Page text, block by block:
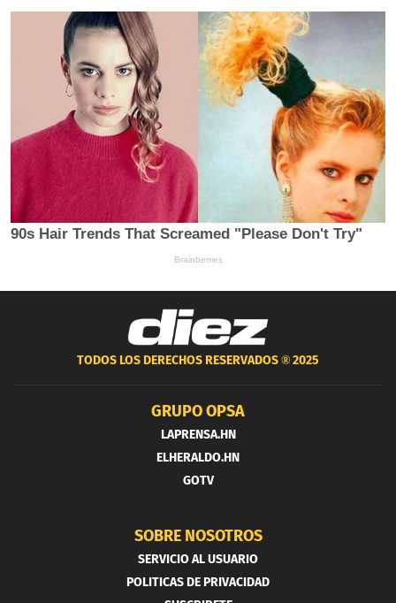
TODOS LOS DERECHOS RESERVADOS ®2025
GRUPO OPSA
LAPRENSA.HN
ELHERALDO.HN
GOTV
SOBRE NOSOTROS
SERVICIO AL USUARIO
POLITICAS DE PRIVACIDAD